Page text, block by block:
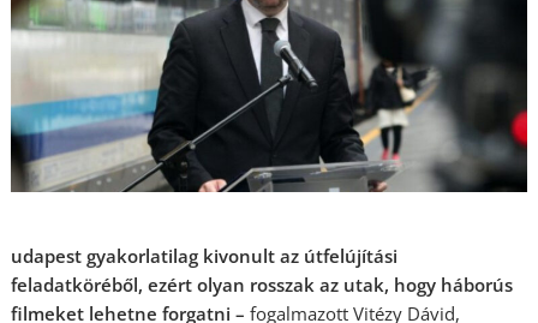
udapest gyakorlatilag kivonult az útfelújítási
feladatköréből, ezért olyan rosszak az utak, hogy háborús
filmeket lehetne forgatni –fogalmazott Vitézy Dávid,